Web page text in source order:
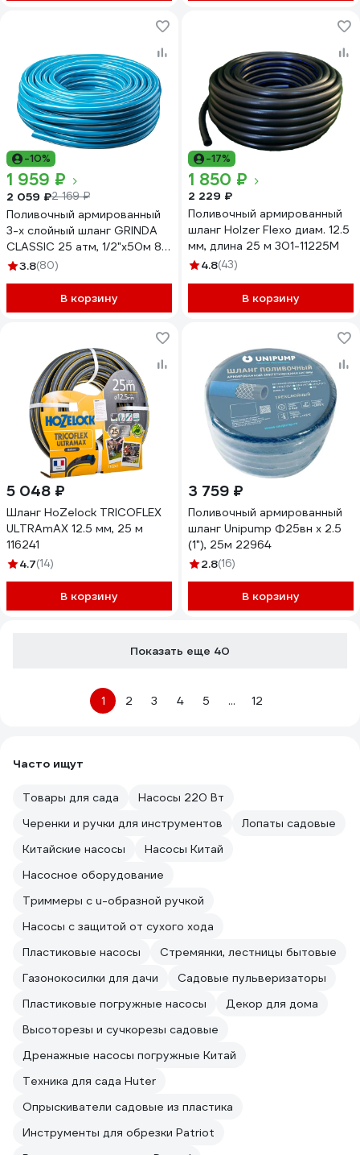
-10%
1 959 ₽
2 059 ₽2 169 ₽
Поливочный армированный
3-х слойный шланг GRINDA
CLASSIC 25 атм, 1/2"х50м 8-
429001-1/2-50_z02
3.8(80)
В корзину
-17%
1 850 ₽
2 229 ₽
Поливочный армированный
шланг Holzer Flexo диам. 12.5
мм, длина 25 м 301-11225M
4.8(43)
В корзину
5 048 ₽
Шланг HoZelock TRICOFLEX
ULTRAmAX 12.5 мм, 25 м
116241
4.7(14)
В корзину
3 759 ₽
Поливочный армированный
шланг Unipump Ф25вн х 2.5
(1"), 25м 22964
2.8(16)
В корзину
Показать еще 40
1 2 3 4 5 ... 12
Часто ищут
Товары для сада
Насосы 220 Вт
Черенки и ручки для инструментов
Лопаты садовые
Китайские насосы
Насосы Китай
Насосное оборудование
Триммеры с u-образной ручкой
Насосы с защитой от сухого хода
Пластиковые насосы
Стремянки, лестницы бытовые
Газонокосилки для дачи
Садовые пульверизаторы
Пластиковые погружные насосы
Декор для дома
Высоторезы и сучкорезы садовые
Дренажные насосы погружные Китай
Техника для сада Huter
Опрыскиватели садовые из пластика
Инструменты для обрезки Patriot